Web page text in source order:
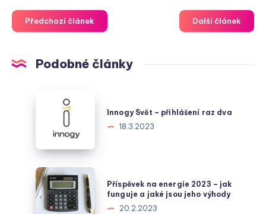
Předchozí článek Další článek
Podobné články
přihlášení
raz
dva
Innogy Svět – přihlášení raz dva
18.3.2023
Příspěvek
na
energie
Příspěvek na energie 2023 – jak
funguje a jaké jsou jeho výhody
20.2.2023